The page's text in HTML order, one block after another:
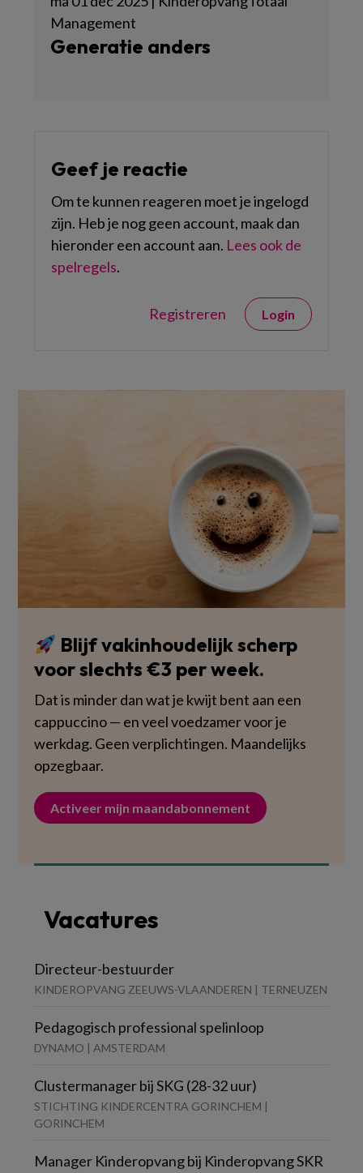
Management
Generatie anders
Geef je reactie
Om te kunnen reageren moet je ingelogd
zijn. Heb je nog geen account, maak dan
hieronder een account aan. Lees ook de
spelregels.
Registreren Login
Blijf vakinhoudelijk scherp
voor slechts €3 per week.
Dat is minder dan wat je kwijt bent aan een
cappuccino — en veel voedzamer voor je
werkdag. Geen verplichtingen. Maandelijks
opzegbaar.
Activeer mijn maandabonnement
Vacatures
Directeur-bestuurder
KINDEROPVANG ZEEUWS-VLAANDEREN | TERNEUZEN
Pedagogisch professional spelinloop
DYNAMO | AMSTERDAM
Clustermanager bij SKG (28-32 uur)
STICHTING KINDERCENTRA GORINCHEM |
GORINCHEM
Manager Kinderopvang bij Kinderopvang SKR